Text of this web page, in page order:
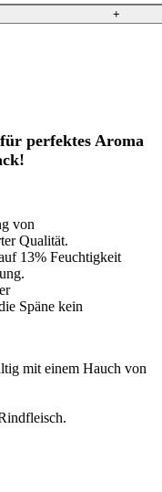
+
perfektes Aroma
von
Qualität.
13% Feuchtigkeit
Späne kein
mit einem Hauch von